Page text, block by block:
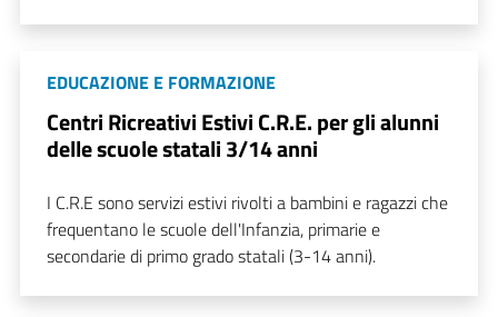
EDUCAZIONE E FORMAZIONE
Centri Ricreativi Estivi C.R.E. per gli alunni
delle scuole statali 3/14 anni
I C.R.E sono servizi estivi rivolti a bambini e ragazzi che
frequentano le scuole dell'Infanzia, primarie e
secondarie di primo grado statali (3-14 anni).